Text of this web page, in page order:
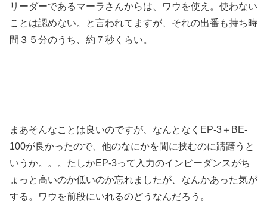
リーダーであるマーラさんからは、ワウを使え。使わない
ことは認めない。と言われてますが、それの出番も持ち時
間３５分のうち、約７秒くらい。
まあそんなことは良いのですが、なんとなくEP-3＋BE-
100が良かったので、他のなにかを間に挟むのに躊躇うと
いうか。。。たしかEP-3って入力のインピーダンスがち
ょっと高いのか低いのか忘れましたが、なんかあった気が
する。ワウを前段にいれるのどうなんだろう。